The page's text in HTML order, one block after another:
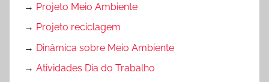
→ Projeto Meio Ambiente
→ Projeto reciclagem
→ Dinâmica sobre Meio Ambiente
→ Atividades Dia do Trabalho